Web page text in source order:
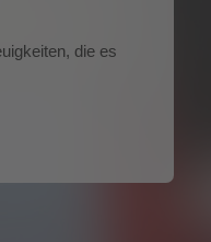
die es